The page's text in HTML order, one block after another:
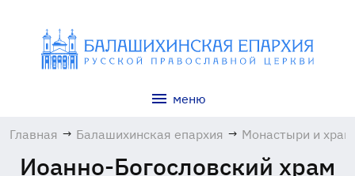
меню
Главная → Балашихинская епархия → Монастыри и
Иоанно-Богословский храм